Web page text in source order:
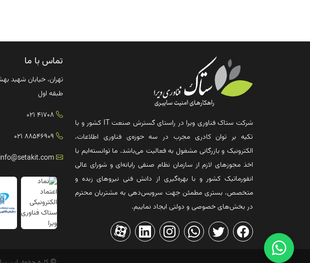
شرکت ستاک فناوری ویرا در راستای گسترش صنعت IT کشور و با
تکیه بر توان کادری مجرب در سه حوزه‌ی فناوری اطلاعات،
الکترونیک و بازرگانی مشغول به فعالیت می‌باشد. ما توانسته‌ایم با
اخذ مجوزهای لازم از سازمان نظام صنفی رایانه‌ای و شورای عالی
انفورماتیک کشور و با بهره‌گیری از دانش فنی نیروهای زبده و
متخصص، بستری مطمئن جهت سرویس‌دهی به مشتریان محترم
در بخش‌های خصوصی و دولتی ایجاد نماییم.
تماس با ما
طبقه اول
41708 021
88546909 021
info@setakit.com